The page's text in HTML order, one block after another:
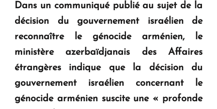
KASA : 30 ans d'audace, de résilience et d'avenir
en Arménie
Le premier hôtel Hyatt Regency d'Arménie
ouvrira ses portes à Dilijan
Dans un communiqué publié au sujet de la
décision du gouvernement israélien de
reconnaître le génocide arménien, le
ministère azerbaïdjanais des Affaires
étrangères indique que la décision du
gouvernement israélien concernant le
génocide arménien suscite une « profonde